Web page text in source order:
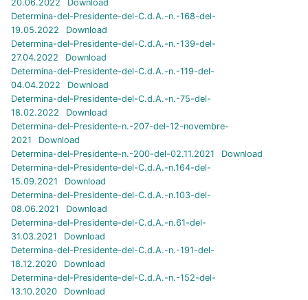
20.06.2022
Download
Determina-del-Presidente-del-C.d.A.-n.-168-del-
19.05.2022
Download
Determina-del-Presidente-del-C.d.A.-n.-139-del-
27.04.2022
Download
Determina-del-Presidente-del-C.d.A.-n.-119-del-
04.04.2022
Download
Determina-del-Presidente-del-C.d.A.-n.-75-del-
18.02.2022
Download
Determina-del-Presidente-n.-207-del-12-novembre-
2021
Download
Determina-del-Presidente-n.-200-del-02.11.2021
Download
Determina-del-Presidente-del-C.d.A.-n.164-del-
15.09.2021
Download
Determina-del-Presidente-del-C.d.A.-n.103-del-
08.06.2021
Download
Determina-del-Presidente-del-C.d.A.-n.61-del-
31.03.2021
Download
Determina-del-Presidente-del-C.d.A.-n.-191-del-
18.12.2020
Download
Determina-del-Presidente-del-C.d.A.-n.-152-del-
13.10.2020
Download